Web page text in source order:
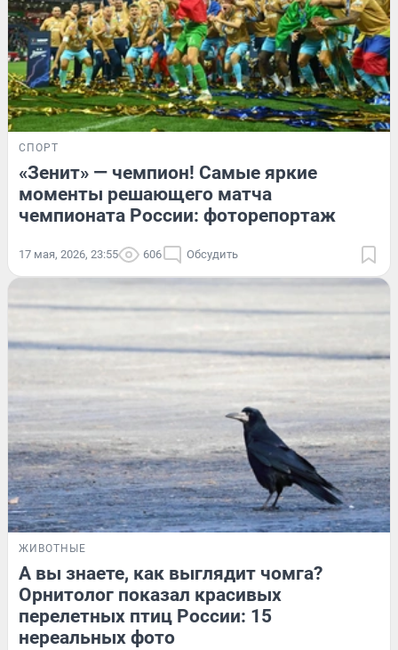
СПОРТ
«Зенит» — чемпион! Самые яркие
моменты решающего матча
чемпионата России: фоторепортаж
17 мая, 2026, 23:55 606 Обсудить
ЖИВОТНЫЕ
А вы знаете, как выглядит чомга?
Орнитолог показал красивых
перелетных птиц России: 15
нереальных фото